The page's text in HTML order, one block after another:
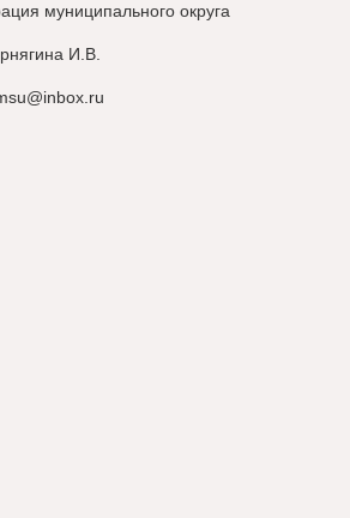
муниципального округа
И.В.